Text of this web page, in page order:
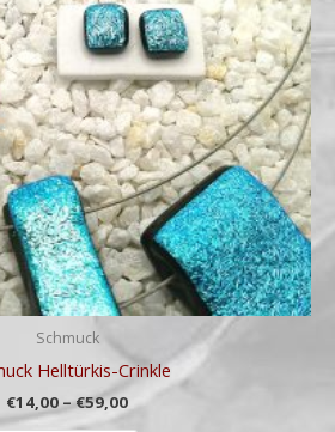
Schmuck
Helltürkis-Crinkle
€14,00 –€59,00